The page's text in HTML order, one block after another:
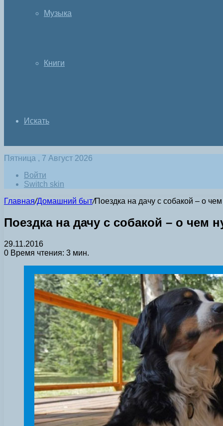
Музыка
Книги
Искать
Пятница , 7 Август 2026
Войти
Switch skin
Главная/Домашний быт/Поездка на дачу с собакой – о
Поездка на дачу с собакой – о чем
29.11.2016
0 Время чтения: 3 мин.